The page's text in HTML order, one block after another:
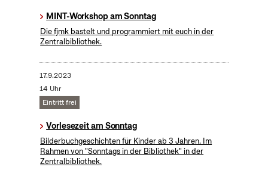
MINT-Workshop am Sonntag
Die fjmk bastelt und programmiert mit euch in der
Zentralbibliothek.
17.9.2023
14 Uhr
Eintritt frei
Vorlesezeit am Sonntag
Bilderbuchgeschichten für Kinder ab 3 Jahren. Im
Rahmen von "Sonntags in der Bibliothek" in der
Zentralbibliothek.